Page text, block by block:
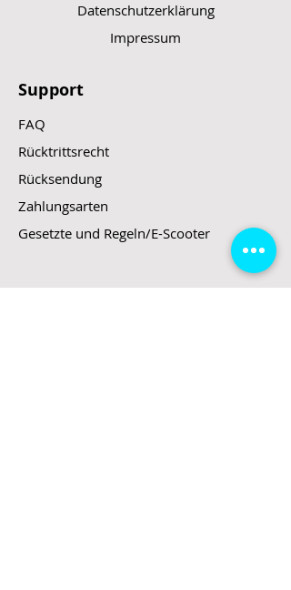
Datenschutzerklärung
Impressum
Support
FAQ
Rücktrittsrecht
Rücksendung
Zahlungsarten
Gesetzte und Regeln/E-Scooter
Shop